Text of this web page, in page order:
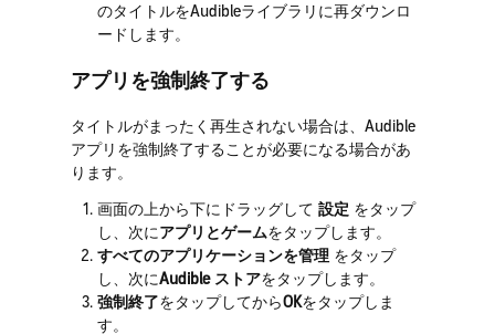
のタイトルをAudibleライブラリに再ダウンロ
ードします。
アプリを強制終了する
タイトルがまったく再生されない場合は、Audible
アプリを強制終了することが必要になる場合があ
ります。
画面の上から下にドラッグして 設定をタップ
し、次にアプリとゲームをタップします。
すべてのアプリケーションを管理 をタップ
し、次にAudible ストアをタップします。
強制終了をタップしてからOKをタップしま
す。